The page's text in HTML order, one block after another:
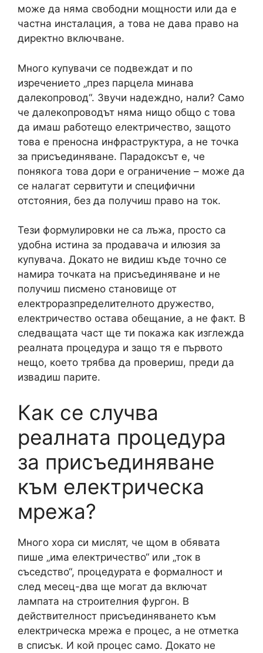
може да няма свободни мощности или да е
частна инсталация, а това не дава право на
директно включване.
Много купувачи се подвеждат и по
изречението „през парцела минава
далекопровод“. Звучи надеждно, нали? Само
че далекопроводът няма нищо общо с това
да имаш работещо електричество, защото
това е преносна инфраструктура, а не точка
за присъединяване. Парадоксът е, че
понякога това дори е ограничение – може да
се налагат сервитути и специфични
отстояния, без да получиш право на ток.
Тези формулировки не са лъжа, просто са
удобна истина за продавача и илюзия за
купувача. Докато не видиш къде точно се
намира точката на присъединяване и не
получиш писмено становище от
електроразпределителното дружество,
електричество остава обещание, а не факт. В
следващата част ще ти покажа как изглежда
реалната процедура и защо тя е първото
нещо, което трябва да провериш, преди да
извадиш парите.
Как се случва
реалната процедура
за присъединяване
към електрическа
мрежа?
Много хора си мислят, че щом в обявата
пише „има електричество“ или „ток в
съседство“, процедурата е формалност и
след месец-два ще могат да включат
лампата на строителния фургон. В
действителност присъединяването към
електрическа мрежа е процес, а не отметка
в списък. И кой процес само. Докато не